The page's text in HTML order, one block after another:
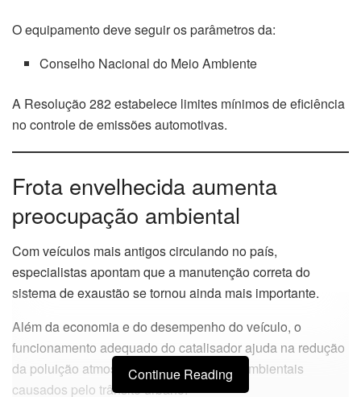
O equipamento deve seguir os parâmetros da:
Conselho Nacional do Meio Ambiente
A Resolução 282 estabelece limites mínimos de eficiência
no controle de emissões automotivas.
Frota envelhecida aumenta
preocupação ambiental
Com veículos mais antigos circulando no país,
especialistas apontam que a manutenção correta do
sistema de exaustão se tornou ainda mais importante.
Além da economia e do desempenho do veículo, o
funcionamento adequado do catalisador ajuda na redução
da poluição atmosférica e dos impactos ambientais
causados pelo trânsito urbano.
Continue Reading